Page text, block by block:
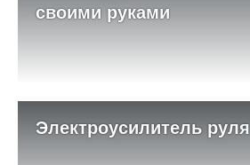
своими руками
Электроусилитель руля